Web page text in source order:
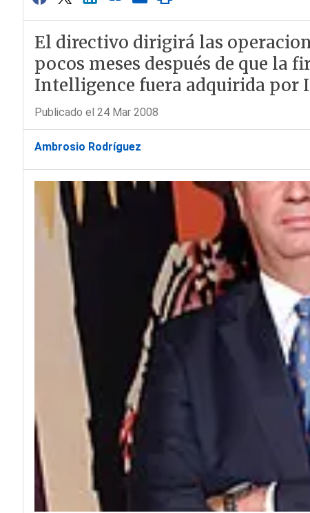
El directivo dirigirá las
pocos meses después de que la
Intelligence fuera adquirida por
Publicado el 24 Mar 2008
Ambrosio Rodríguez